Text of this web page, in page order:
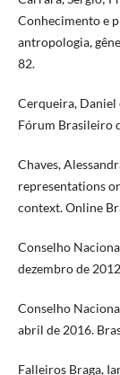
Conhecimento e
antropologia,
82.
Cerqueira, Daniel
Fórum Brasileiro
Chaves,
representations
context. Online
Conselho
dezembro de
Conselho
abril de 2016.
Falleiros Braga,